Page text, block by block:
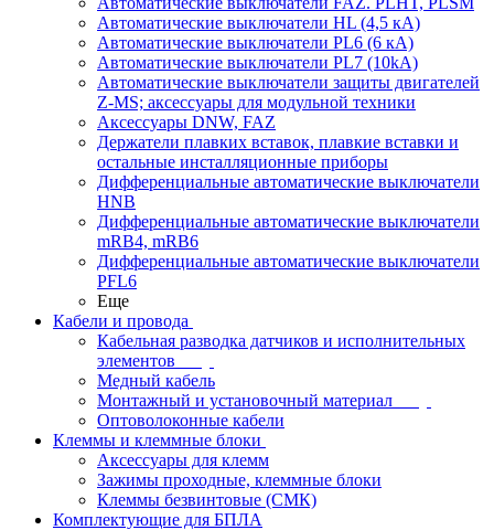
Автоматические выключатели HL (4,5 кА)
Автоматические выключатели PL6 (6 кА)
Автоматические выключатели PL7 (10kA)
Автоматические выключатели защиты двигателей
Z-MS; аксессуары для модульной техники
Аксессуары DNW, FAZ
Держатели плавких вставок, плавкие вставки и
остальные инсталляционные приборы
Дифференциальные автоматические выключатели
HNB
Дифференциальные автоматические выключатели
mRB4, mRB6
Дифференциальные автоматические выключатели
PFL6
Еще
Кабели и провода
Кабельная разводка датчиков и исполнительных
элементов
Медный кабель
Монтажный и установочный материал
Оптоволоконные кабели
Клеммы и клеммные блоки
Аксессуары для клемм
Зажимы проходные, клеммные блоки
Клеммы безвинтовые (СМК)
Комплектующие для БПЛА